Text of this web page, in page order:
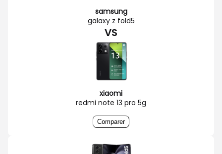
samsung
galaxy z fold5
VS
xiaomi
redmi note 13 pro 5g
Comparer